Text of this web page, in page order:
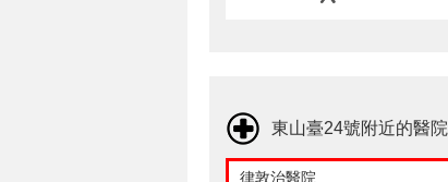
東山臺24號附近的醫院
律敦治醫院